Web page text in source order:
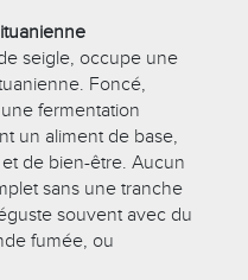
seigle, occupe une
Foncé,
fermentation
un aliment de base,
de bien-être. Aucun
sans une tranche
souvent avec du
fumée, ou